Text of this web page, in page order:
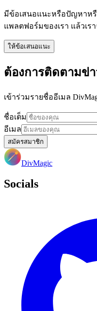
มีข้อเสนอแนะหรือปัญหาหรื
แพลตฟอร์มของเรา แล้วเร
ให้ข้อเสนอแนะ
ต้องการติดตามข่
เข้าร่วมรายชื่ออีเมล
ชื่อเต็ม
อีเมล
สมัครสมาชิก
DivMagic
Socials